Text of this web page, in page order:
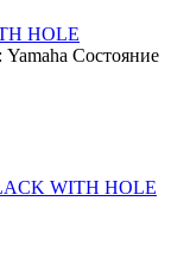
HOLE
Yamaha Состояние